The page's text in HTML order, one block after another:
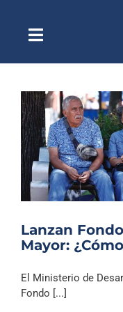
contenidoToggle
Navigation
Lanzan
Mayor:
El Ministerio de
Fondo [...]